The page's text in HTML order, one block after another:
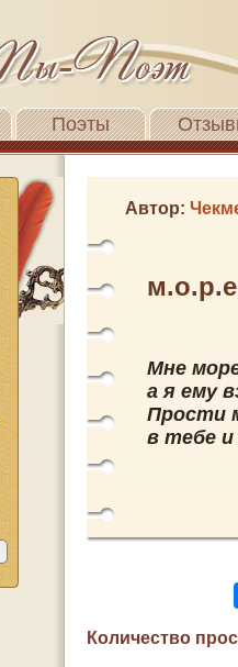
Поэты
Автор:
м.о.р.е
Мне
а я ему
Прости
в тебе и
Количество